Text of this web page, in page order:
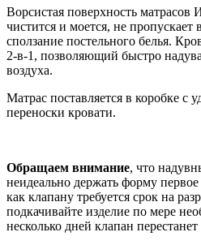
Ворсистая поверхность матрасов
чистится и моется, не пропускает
сползание постельного белья.
2-в-1, позволяющий быстро
воздуха.
Матрас поставляется в коробке с
переноски кровати.
Обращаем внимание, что
неидеально держать форму
как клапану требуется срок на
подкачивайте изделие по мере
несколько дней клапан